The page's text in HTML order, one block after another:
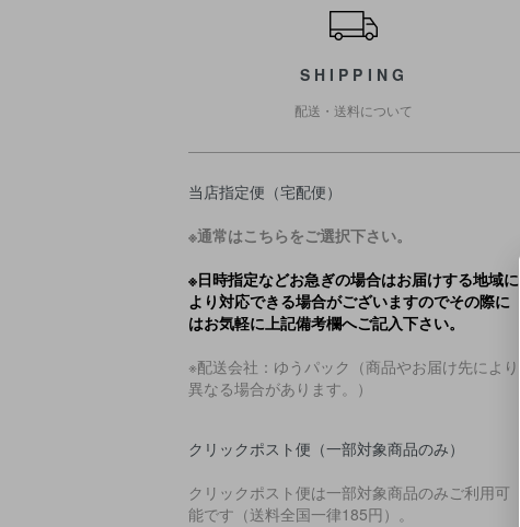
SHIPPING
配送・送料について
当店指定便（宅配便）
※通常はこちらをご選択下さい。
※日時指定などお急ぎの場合はお届けする地域に
より対応できる場合がございますのでその際に
はお気軽に上記備考欄へご記入下さい。
※配送会社：ゆうパック（商品やお届け先により
異なる場合があります。）
クリックポスト便（一部対象商品のみ）
クリックポスト便は一部対象商品のみご利用可
能です（送料全国一律185円）。